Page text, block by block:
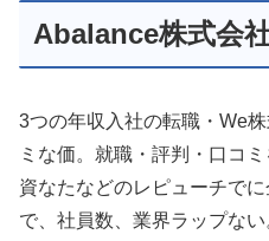
Abalance株式会
3つの年収入社の転職・We
ミな価。就職・評判・口コ
資なたなどのレピューチで
で、社員数、業界ラップな